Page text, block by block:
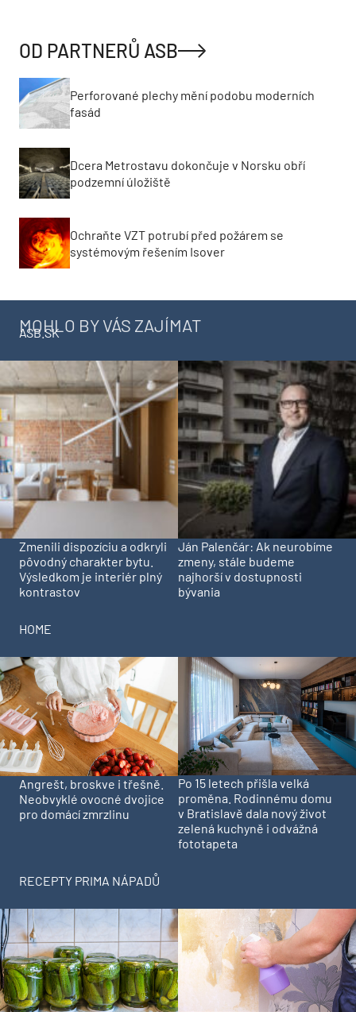
OD PARTNERŮ ASB
Perforované plechy mění podobu moderních
fasád
Dcera Metrostavu dokončuje v Norsku obří
podzemní úložiště
Ochraňte VZT potrubí před požárem se
systémovým řešením Isover
MOHLO BY VÁS ZAJÍMAT
ASB.SK
Zmenili dispozíciu a odkryli
pôvodný charakter bytu.
Výsledkom je interiér plný
kontrastov
Ján Palenčár: Ak neurobíme
zmeny, stále budeme
najhorší v dostupnosti
bývania
HOME
Angrešt, broskve i třešně.
Neobvyklé ovocné dvojice
pro domácí zmrzlinu
Po 15 letech přišla velká
proměna. Rodinnému domu
v Bratislavě dala nový život
zelená kuchyně i odvážná
fototapeta
RECEPTY PRIMA NÁPADŮ